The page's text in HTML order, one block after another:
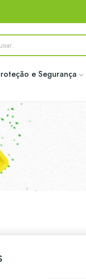
e Segurança